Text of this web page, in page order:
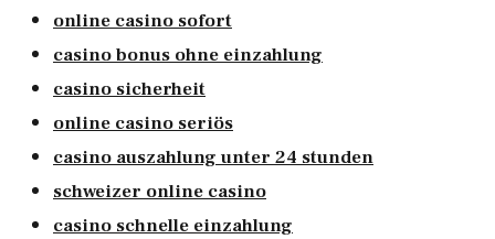
online casino sofort
casino bonus ohne einzahlung
casino sicherheit
online casino seriös
casino auszahlung unter 24 stunden
schweizer online casino
casino schnelle einzahlung